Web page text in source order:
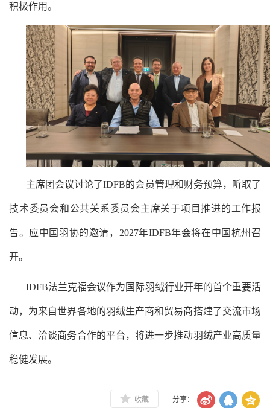
积极作用。
主席团会议讨论了IDFB的会员管理和财务预算，听取了
技术委员会和公共关系委员会主席关于项目推进的工作报
告。应中国羽协的邀请，2027年IDFB年会将在中国杭州召
开。
IDFB法兰克福会议作为国际羽绒行业开年的首个重要活
动，为来自世界各地的羽绒生产商和贸易商搭建了交流市场
信息、洽谈商务合作的平台，将进一步推动羽绒产业高质量
稳健发展。
收藏 分享：